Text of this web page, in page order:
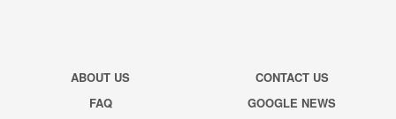
ABOUT US
CONTACT US
FAQ
GOOGLE NEWS